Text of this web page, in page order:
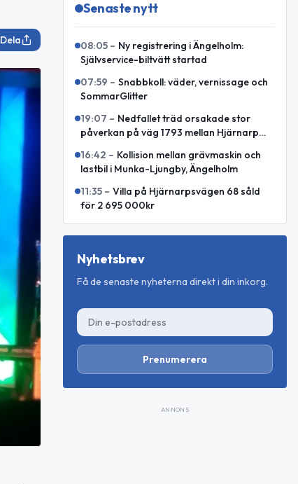
Dela
Senaste nytt
08:05 – Ny registrering i Ängelholm:
Självservice-biltvätt startad
07:59 – Snabbkoll: väder, vernissage och
SommarGlitter
19:07 – Nedfallet träd orsakade stor
påverkan på väg 1793 mellan Hjärnarp
16:42 – Kollision mellan grävmaskin och
lastbil i Munka-Ljungby, Ängelholm
11:35 – Villa på Hjärnarpsvägen 68 såld
för 2 695 000kr
Nyhetsbrev
Få de senaste nyheterna direkt i din inkorg.
Prenumerera
ANNONS